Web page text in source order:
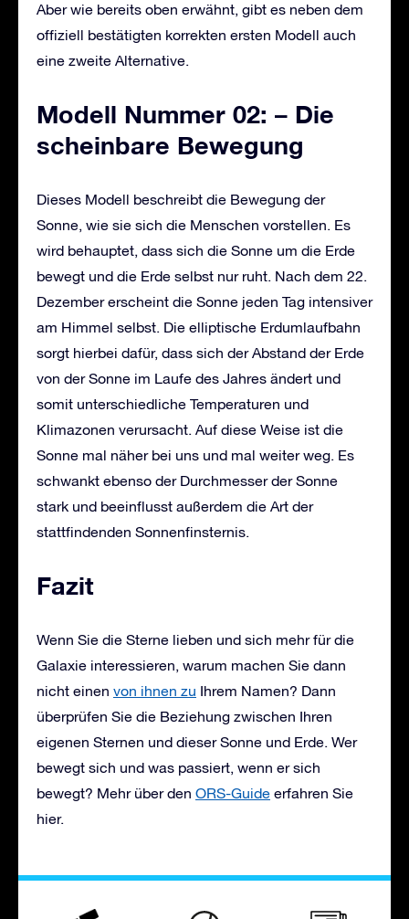
Aber wie bereits oben erwähnt, gibt es neben dem
offiziell bestätigten korrekten ersten Modell auch
eine zweite Alternative.
Modell Nummer 02: – Die
scheinbare Bewegung
Dieses Modell beschreibt die Bewegung der
Sonne, wie sie sich die Menschen vorstellen. Es
wird behauptet, dass sich die Sonne um die Erde
bewegt und die Erde selbst nur ruht. Nach dem 22.
Dezember erscheint die Sonne jeden Tag intensiver
am Himmel selbst. Die elliptische Erdumlaufbahn
sorgt hierbei dafür, dass sich der Abstand der Erde
von der Sonne im Laufe des Jahres ändert und
somit unterschiedliche Temperaturen und
Klimazonen verursacht. Auf diese Weise ist die
Sonne mal näher bei uns und mal weiter weg. Es
schwankt ebenso der Durchmesser der Sonne
stark und beeinflusst außerdem die Art der
stattfindenden Sonnenfinsternis.
Fazit
Wenn Sie die Sterne lieben und sich mehr für die
Galaxie interessieren, warum machen Sie dann
nicht einen von ihnen zu Ihrem Namen? Dann
überprüfen Sie die Beziehung zwischen Ihren
eigenen Sternen und dieser Sonne und Erde. Wer
bewegt sich und was passiert, wenn er sich
bewegt? Mehr über den ORS-Guide erfahren Sie
hier.